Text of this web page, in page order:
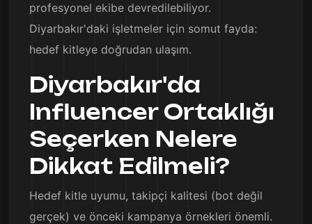
profesyonel ekibe devredilebiliyor.
Diyarbakır'daki işletmeler için somut fayda:
hedef kitleye doğrudan ulaşım.
Diyarbakır'da
Influencer Ortaklığı
Seçerken Nelere
Dikkat Edilmeli?
Hedef kitle uyumu, takipçi kalitesi (bot değil
gerçek) ve önceki kampanya örnekleri önemli.